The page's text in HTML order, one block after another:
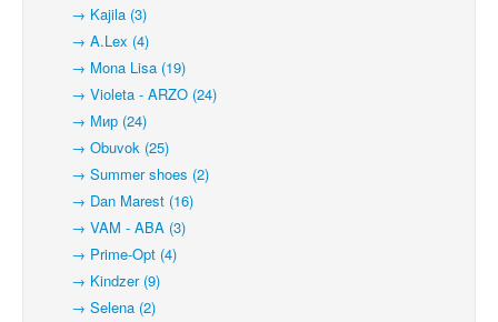
→ Kajila (3)
→ A.Lex (4)
→ Mona Lisa (19)
→ Violeta - ARZO (24)
→ Мир (24)
→ Obuvok (25)
→ Summer shoes (2)
→ Dan Marest (16)
→ VAM - ABA (3)
→ Prime-Opt (4)
→ Kindzer (9)
→ Selena (2)